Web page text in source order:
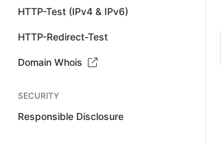
HTTP-Test (IPv4 & IPv6)
HTTP-Redirect-Test
Domain Whois
SECURITY
Responsible Disclosure